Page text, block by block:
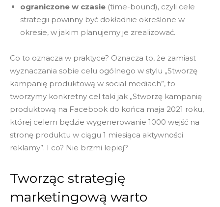
ograniczone w czasie (time-bound), czyli cele
strategii powinny być dokładnie określone w
okresie, w jakim planujemy je zrealizować.
Co to oznacza w praktyce? Oznacza to, że zamiast
wyznaczania sobie celu ogólnego w stylu „Stworzę
kampanię produktową w social mediach”, to
tworzymy konkretny cel taki jak „Stworzę kampanię
produktową na Facebook do końca maja 2021 roku,
której celem będzie wygenerowanie 1000 wejść na
stronę produktu w ciągu 1 miesiąca aktywności
reklamy”. I co? Nie brzmi lepiej?
Tworząc strategię
marketingową warto